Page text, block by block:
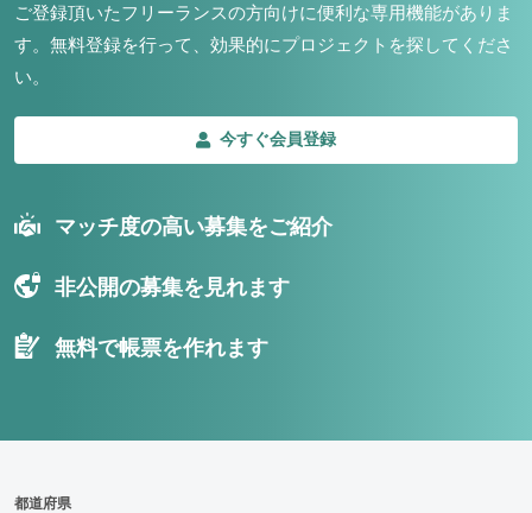
ご登録頂いたフリーランスの方向けに便利な専用機能がありま
す。 無料登録を行って、効果的にプロジェクトを探してくださ
い。
今すぐ会員登録
マッチ度の高い募集をご紹介
非公開の募集を見れます
無料で帳票を作れます
都道府県